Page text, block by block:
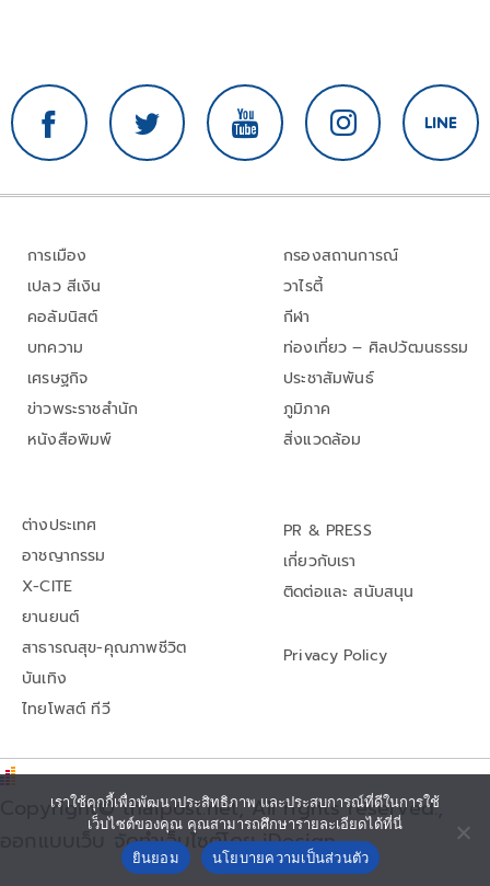
การเมือง
เปลว สีเงิน
คอลัมนิสต์
บทความ
เศรษฐกิจ
ข่าวพระราชสำนัก
หนังสือพิมพ์
กรองสถานการณ์
วาไรตี้
กีฬา
ท่องเที่ยว – ศิลปวัฒนธรรม
ประชาสัมพันธ์
ภูมิภาค
สิ่งแวดล้อม
ต่างประเทศ
อาชญากรรม
X-CITE
ยานยนต์
สาธารณสุข-คุณภาพชีวิต
บันเทิง
ไทยโพสต์ ทีวี
PR & PRESS
เกี่ยวกับเรา
ติดต่อและ สนับสนุน
Privacy Policy
Copyright© thaipost.net, All rights reserved.,
ออกแบบเว็บ จัดทำเว็บไซต์โดย iDesign
เราใช้คุกกี้เพื่อพัฒนาประสิทธิภาพ และประสบการณ์ที่ดีในการใช้
เว็บไซต์ของคุณ คุณสามารถศึกษารายละเอียดได้ที่นี่
ยินยอม
นโยบายความเป็นส่วนตัว